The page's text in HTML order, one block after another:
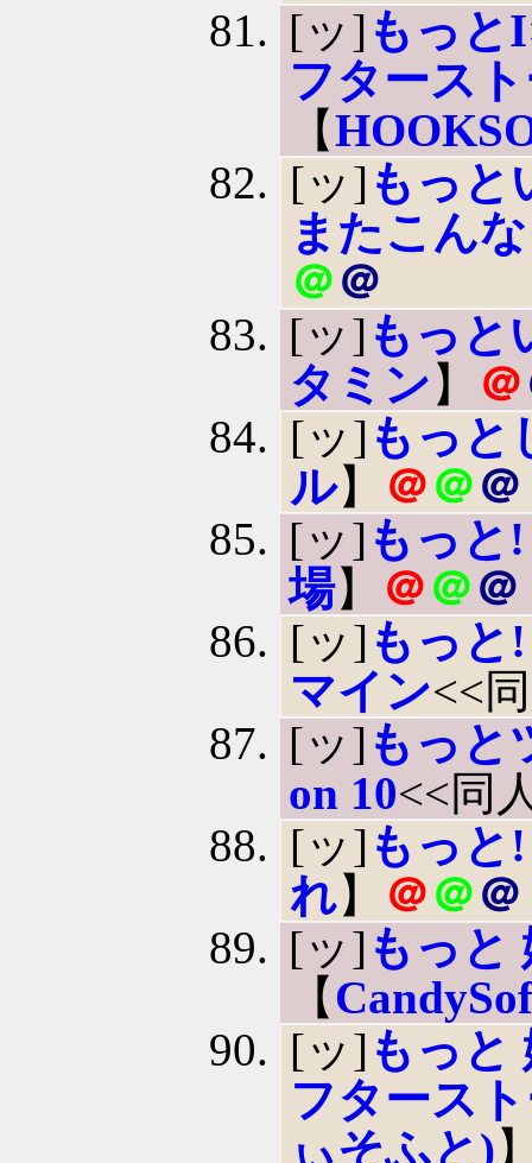
[ッ] もっと
フタース
【
[ッ] もっと
またこん
＠＠
[ッ] もっと
タミン】 ＠
[ッ] もっと
ル】 ＠＠＠
[ッ] もっと
場】 ＠＠＠
[ッ] もっと
マイン<<
[ッ] もっと
on 10<<同
[ッ] もっと
れ】 ＠＠＠
[ッ] もっと
【
[ッ] もっと
フタース
ぃそふと)